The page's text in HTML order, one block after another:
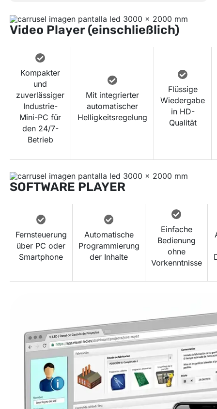
Video Player (einschließlich)
Kompakter
und
zuverlässiger
Industrie-
Mini-PC für
den 24/7-
Betrieb
Mit integrierter
automatischer
Helligkeitsregelung
Flüssige
Wiedergabe
in HD-
Qualität
SOFTWARE PLAYER
Fernsteuerung
über PC oder
Smartphone
Automatische
Programmierung
der Inhalte
Einfache
Bedienung
ohne
Vorkenntnisse